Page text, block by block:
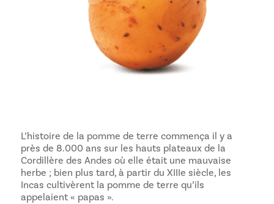
L’histoire de la pomme de terre commença il y a
près de 8.000 ans sur les hauts plateaux de la
Cordillère des Andes où elle était une mauvaise
herbe ; bien plus tard, à partir du XIIIe siècle, les
Incas cultivèrent la pomme de terre qu’ils
appelaient « papas ».